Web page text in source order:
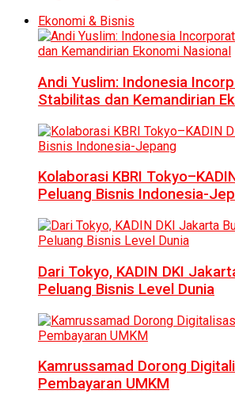
Ekonomi & Bisnis
Andi Yuslim: Indonesia
Stabilitas dan Kemandirian
Kolaborasi KBRI
Peluang Bisnis Indonesia-
Dari Tokyo, KADIN DKI
Peluang Bisnis Level Dunia
Kamrussamad Dorong
Pembayaran UMKM